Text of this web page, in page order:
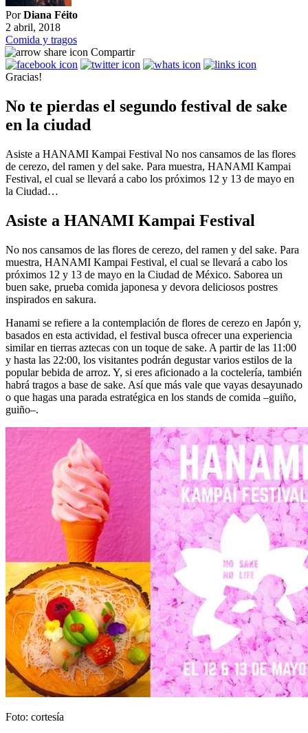
PorDiana Féito
2 abril, 2018
Comida y tragos
Compartir
Gracias!
No te pierdas el segundo festival de sake
en la ciudad
Asiste a HANAMI Kampai Festival No nos cansamos de las flores
de cerezo, del ramen y del sake. Para muestra, HANAMI Kampai
Festival, el cual se llevará a cabo los próximos 12 y 13 de mayo en
la Ciudad…
Asiste a HANAMI Kampai Festival
No nos cansamos de las flores de cerezo, del ramen y del sake. Para
muestra, HANAMI Kampai Festival, el cual se llevará a cabo los
próximos 12 y 13 de mayo en la Ciudad de México. Saborea un
buen sake, prueba comida japonesa y devora deliciosos postres
inspirados en sakura.
Hanami se refiere a la contemplación de flores de cerezo en Japón y,
basados en esta actividad, el festival busca ofrecer una experiencia
similar en tierras aztecas con un toque de sake. A partir de las 11:00
y hasta las 22:00, los visitantes podrán degustar varios estilos de la
popular bebida de arroz. Y, si eres aficionado a la coctelería, también
habrá tragos a base de sake. Así que más vale que vayas desayunado
o que hagas una parada estratégica en los stands de comida –guiño,
guiño–.
Foto: cortesía